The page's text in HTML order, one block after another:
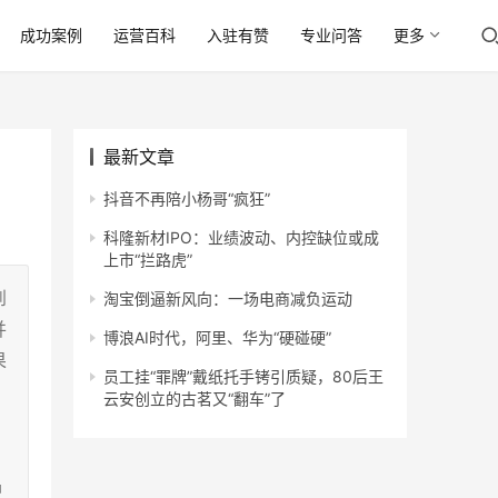
成功案例 运营百科 入驻有赞 专业问答 更多
最新文章
抖音不再陪小杨哥“疯狂”
科隆新材IPO：业绩波动、内控缺位或成
上市“拦路虎”
淘宝倒逼新风向：一场电商减负运动
博浪AI时代，阿里、华为“硬碰硬”
员工挂“罪牌”戴纸托手铐引质疑，80后王
云安创立的古茗又“翻车”了